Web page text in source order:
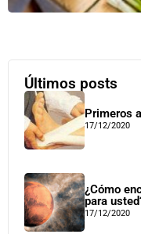
Últimos posts
Primeros
17/12/2020
¿Cómo
para
17/12/2020